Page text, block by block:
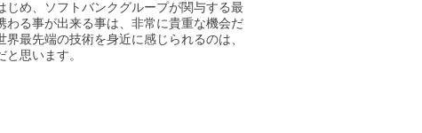
じめ、ソフトバンクグループが関与する最
る事が出来る事は、非常に貴重な機会だ
最先端の技術を身近に感じられるのは、
思います。